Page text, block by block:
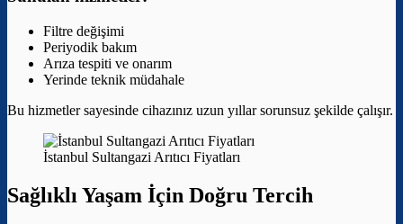
Filtre değişimi
Periyodik bakım
Arıza tespiti ve onarım
Yerinde teknik müdahale
Bu hizmetler sayesinde cihazınız uzun yıllar sorunsuz şekilde çalışır.
İstanbul Sultangazi Arıtıcı Fiyatları
Sağlıklı Yaşam İçin Doğru Tercih